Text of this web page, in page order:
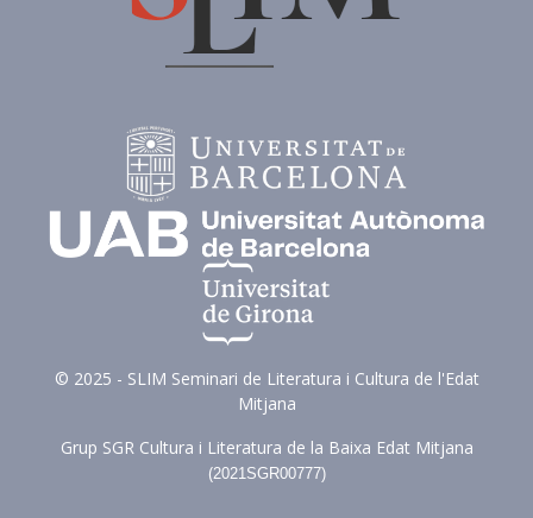
© 2025 - SLIM Seminari de Literatura i Cultura de l'Edat
Mitjana
Grup SGR Cultura i Literatura de la Baixa Edat Mitjana
(2021SGR00777)